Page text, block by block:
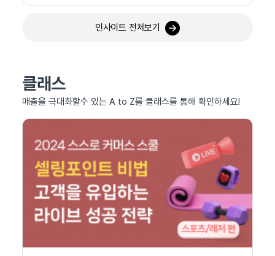
인사이트 전체보기
클래스
매출을 극대화할수 있는 A to Z를 클래스를 통해 확인하세요!